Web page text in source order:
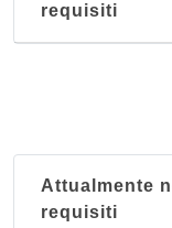
requisiti
Attualmente
requisiti